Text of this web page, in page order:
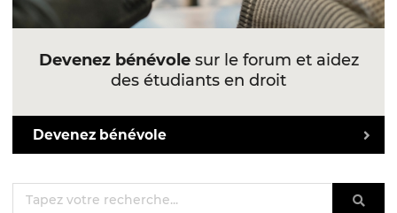
Devenez bénévolesur le forum et aidez
des étudiants en droit
Devenez bénévole